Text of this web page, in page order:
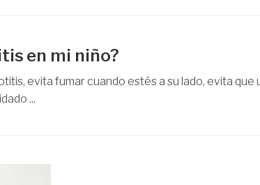
en mi niño?
evita fumar cuando estés a su lado, evita que
...